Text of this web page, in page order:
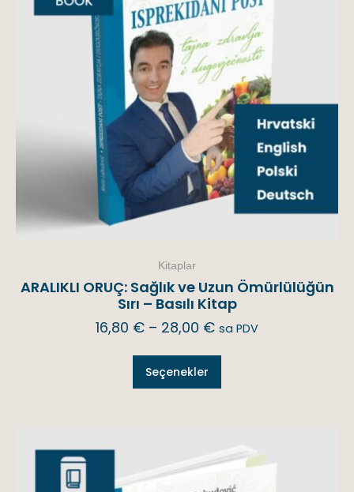
Kitaplar
ARALIKLI ORUÇ: Sağlık ve Uzun Ömürlülüğün
Sırı – Basılı Kitap
16,80 € – 28,00 € sa PDV
Seçenekler